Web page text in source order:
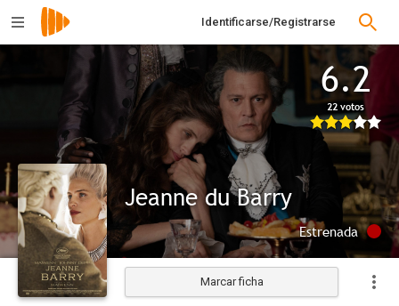
Identificarse/Registrarse
6.2
22 votos
Jeanne du Barry
Estrenada
Marcar ficha